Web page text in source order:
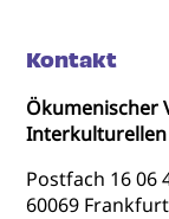
Kontakt
Ökumenischer
Interkulturellen
Postfach 16 06
60069